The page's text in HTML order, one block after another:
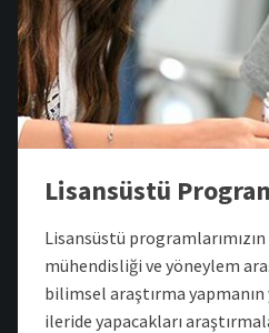
Lisansüstü
Lisansüstü
mühendisliği ve yöneylem
bilimsel araştırma yapmanın
ileride yapacakları